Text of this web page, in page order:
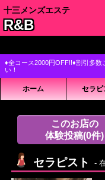
十三メンズエステ
R&B
♦全コース2000円OFF!!♦割引多数
い！
ホーム セラピ
このお店の
体験投稿(0件)
セラピスト -